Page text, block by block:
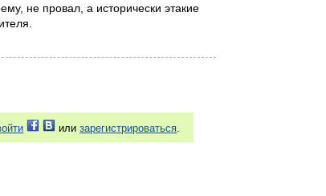
не провал, а исторически этакие
илизарегистрироваться.